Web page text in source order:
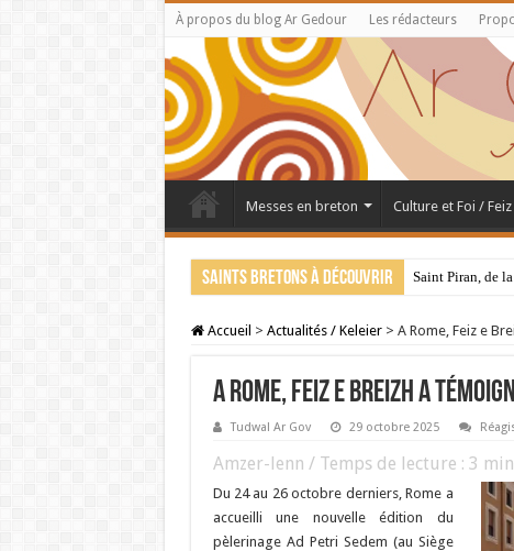
À propos du blog Ar Gedour Les rédacteurs
Messes en breton Culture et Foi /
Saints bretons à découvrir Saint Piran, de
28 juillet : Saint
Accueil > Actualités / Keleier > A Rome, Feiz e
A Rome, Feiz e Breizh a
Tudwal Ar Gov 29 octobre 2025
Amzer-lenn / Temps de lecture : 3 min
Du 24 au 26 octobre derniers, Rome a
accueilli une nouvelle édition du
pèlerinage Ad Petri Sedem (au Siège